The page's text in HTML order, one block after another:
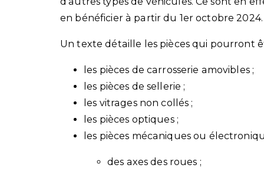
en bénéficier à partir du 1er octobre 2024.
Un texte détaille les pièces qui pourront
les pièces de carrosserie amovibles ;
les pièces de sellerie ;
les vitrages non collés ;
les pièces optiques ;
les pièces mécaniques ou
des axes des roues ;